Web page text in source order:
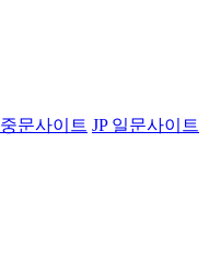
중문사이트 JP일문사이트